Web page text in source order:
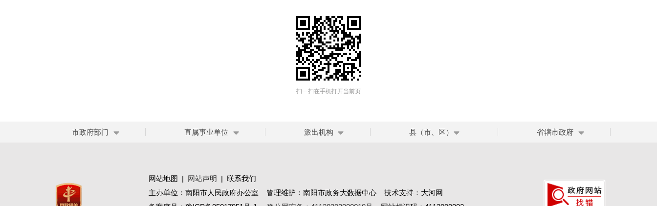
扫一扫在手机打开当前页
市政府部门 直属事业单位 派出机构 县（市、区） 省辖市政府
网站地图 | 网站声明 | 联系我们
主办单位：南阳市人民政府办公室 管理维护：南阳市政务大数据中心 技术支持：大河网